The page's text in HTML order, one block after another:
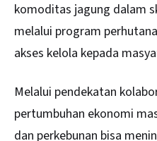
komoditas jagung dalam
melalui program
akses kelola kepada
Melalui pendekatan
pertumbuhan ekonomi
dan perkebunan bisa